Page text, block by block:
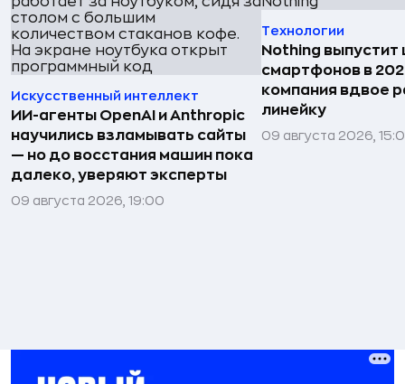
Искусственный интеллект
ИИ-агенты OpenAI и Anthropic
научились взламывать сайты
— но до восстания машин пока
далеко, уверяют эксперты
09 августа 2026, 19:00
Технологии
Nothing выпустит
смартфонов в
компания вдвое
линейку
09 августа 2026,